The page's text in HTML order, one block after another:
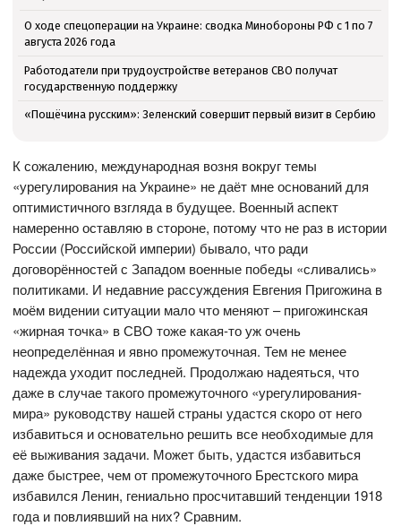
О ходе спецоперации на Украине: сводка Минобороны РФ с 1 по 7
августа 2026 года
Работодатели при трудоустройстве ветеранов СВО получат
государственную поддержку
«Пощёчина русским»: Зеленский совершит первый визит в Сербию
К сожалению, международная возня вокруг темы
«урегулирования на Украине» не даёт мне оснований для
оптимистичного взгляда в будущее. Военный аспект
намеренно оставляю в стороне, потому что не раз в истории
России (Российской империи) бывало, что ради
договорённостей с Западом военные победы «сливались»
политиками. И недавние рассуждения Евгения Пригожина в
моём видении ситуации мало что меняют – пригожинская
«жирная точка» в СВО тоже какая-то уж очень
неопределённая и явно промежуточная. Тем не менее
надежда уходит последней. Продолжаю надеяться, что
даже в случае такого промежуточного «урегулирования-
мира» руководству нашей страны удастся скоро от него
избавиться и основательно решить все необходимые для
её выживания задачи. Может быть, удастся избавиться
даже быстрее, чем от промежуточного Брестского мира
избавился Ленин, гениально просчитавший тенденции 1918
года и повлиявший на них? Сравним.